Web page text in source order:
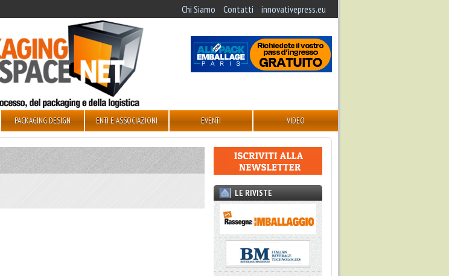
Chi Siamo Contatti innovativepress.eu
PACKAGING DESIGN ENTI E ASSOCIAZIONI EVENTI VIDEO
LE RIVISTE